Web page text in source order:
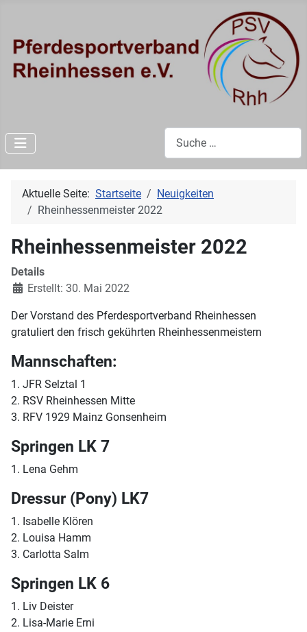
Aktuelle Seite: Startseite
Neuigkeiten
Rheinhessenmeister 2022
Rheinhessenmeister 2022
Details
Erstellt: 30. Mai 2022
Der Vorstand des Pferdesportverband Rheinhessen
gratuliert den frisch gekührten Rheinhessenmeistern
Mannschaften:
1. JFR Selztal 1
2. RSV Rheinhessen Mitte
3. RFV 1929 Mainz Gonsenheim
Springen LK 7
1. Lena Gehm
Dressur (Pony) LK7
1. Isabelle Klören
2. Louisa Hamm
3. Carlotta Salm
Springen LK 6
1. Liv Deister
2. Lisa-Marie Erni